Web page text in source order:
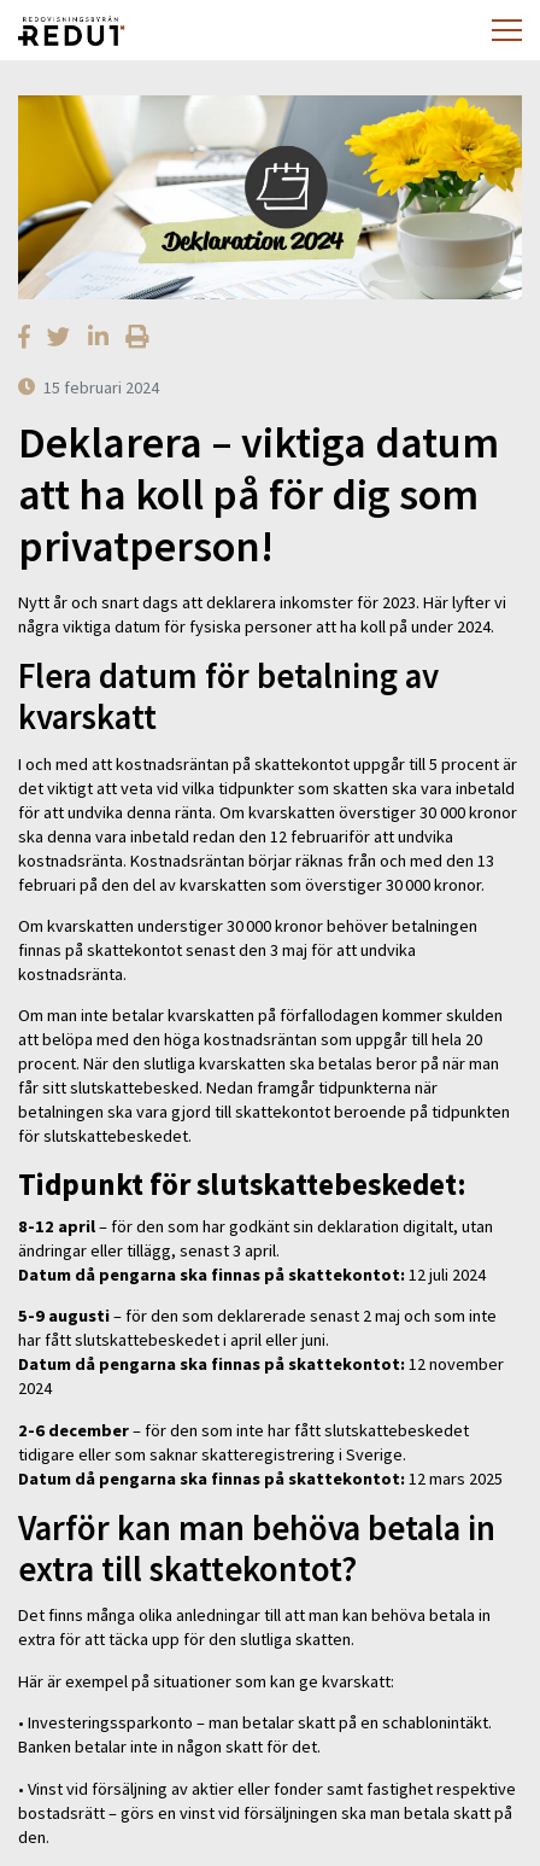
15 februari 2024
Deklarera – viktiga datum
att ha koll på för dig som
privatperson!
Nytt år och snart dags att deklarera inkomster för 2023. Här lyfter vi
några viktiga datum för fysiska personer att ha koll på under 2024.
Flera datum för betalning av
kvarskatt
I och med att kostnadsräntan på skattekontot uppgår till 5 procent är
det viktigt att veta vid vilka tidpunkter som skatten ska vara inbetald
för att undvika denna ränta. Om kvarskatten överstiger 30 000 kronor
ska denna vara inbetald redan den 12 februariför att undvika
kostnadsränta. Kostnadsräntan börjar räknas från och med den 13
februari på den del av kvarskatten som överstiger 30 000 kronor.
Om kvarskatten understiger 30 000 kronor behöver betalningen
finnas på skattekontot senast den 3 maj för att undvika
kostnadsränta.
Om man inte betalar kvarskatten på förfallodagen kommer skulden
att belöpa med den höga kostnadsräntan som uppgår till hela 20
procent. När den slutliga kvarskatten ska betalas beror på när man
får sitt slutskattebesked. Nedan framgår tidpunkterna när
betalningen ska vara gjord till skattekontot beroende på tidpunkten
för slutskattebeskedet.
Tidpunkt för slutskattebeskedet:
8-12 april– för den som har godkänt sin deklaration digitalt, utan
ändringar eller tillägg, senast 3 april.
Datum då pengarna ska finnas på skattekontot:12 juli 2024
5-9 augusti– för den som deklarerade senast 2 maj och som inte
har fått slutskattebeskedet i april eller juni.
Datum då pengarna ska finnas på skattekontot:12 november
2024
2-6 december– för den som inte har fått slutskattebeskedet
tidigare eller som saknar skatteregistrering i Sverige.
Datum då pengarna ska finnas på skattekontot: 12 mars 2025
Varför kan man behöva betala in
extra till skattekontot?
Det finns många olika anledningar till att man kan behöva betala in
extra för att täcka upp för den slutliga skatten.
Här är exempel på situationer som kan ge kvarskatt:
• Investeringssparkonto – man betalar skatt på en schablonintäkt.
Banken betalar inte in någon skatt för det.
• Vinst vid försäljning av aktier eller fonder samt fastighet respektive
bostadsrätt – görs en vinst vid försäljningen ska man betala skatt på
den.